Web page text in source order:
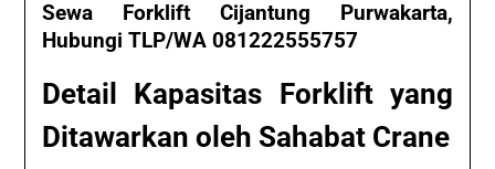
Sewa Forklift Cijantung Purwakarta,
Hubungi TLP/WA 081222555757
Detail Kapasitas Forklift yang
Ditawarkan oleh Sahabat Crane